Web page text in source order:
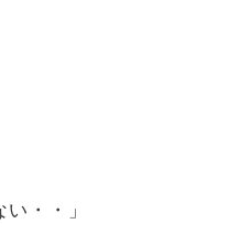
・・」